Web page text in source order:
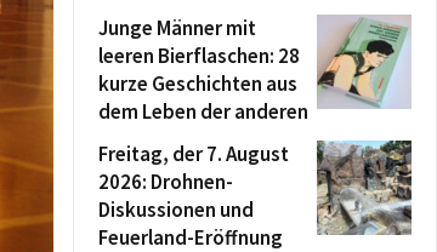
Junge Männer mit
leeren Bierflaschen: 28
kurze Geschichten aus
dem Leben der anderen
Freitag, der 7. August
2026: Drohnen-
Diskussionen und
Feuerland-Eröffnung